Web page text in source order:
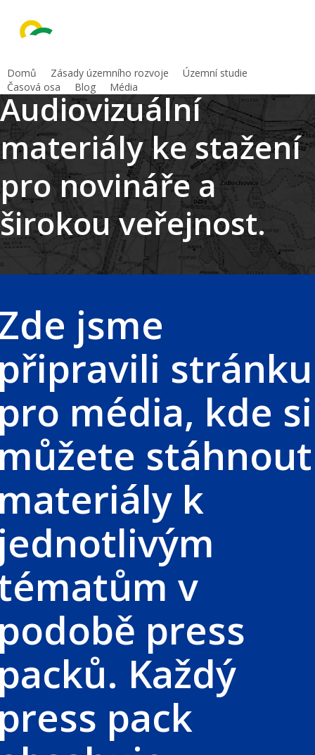
Domů Zásady územního rozvoje
Územní studie
Časová osa
Blog Média
Audiovizuální
materiály ke stažení
pro novináře a
širokou veřejnost.
jsme
stránku
média, kde si
stáhnout
k
v
press
Každý
pack